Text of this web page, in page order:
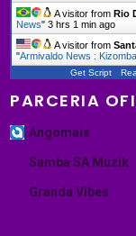
A visitor from Rio
News"3 hrs 1 min ago
A visitor from
"Armivaldo News :
Get Script
PARCERIA
Angomais
Samba SA Muzik
Granda Vibes